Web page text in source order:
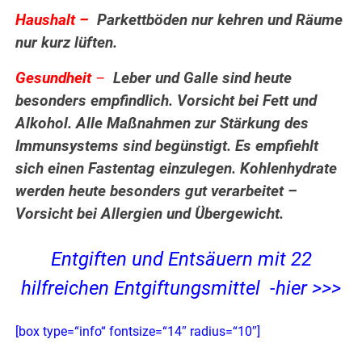
Haushalt –Parkettböden nur kehren und Räume
nur kurz lüften.
Gesundheit –Leber und Galle sind heute
besonders empfindlich. Vorsicht bei Fett und
Alkohol. Alle Maßnahmen zur Stärkung des
Immunsystems sind begünstigt. Es empfiehlt
sich einen Fastentag einzulegen. Kohlenhydrate
werden heute besonders gut verarbeitet –
Vorsicht bei Allergien und Übergewicht.
Entgiften und Entsäuern mit 22
hilfreichen Entgiftungsmittel -hier >>>
[box type=“info“ fontsize=“14″ radius=“10″]